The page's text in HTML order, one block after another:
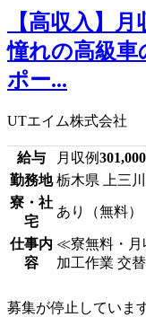
【高収入】
憧れの高級
ポー...
UTエイム株式会社
給与 月収例301,000
勤務地 栃木県 上三
寮・社
宅
あり（無料）
仕事内
容
≪寮無料・月
加工作業 交替
募集が停止していま